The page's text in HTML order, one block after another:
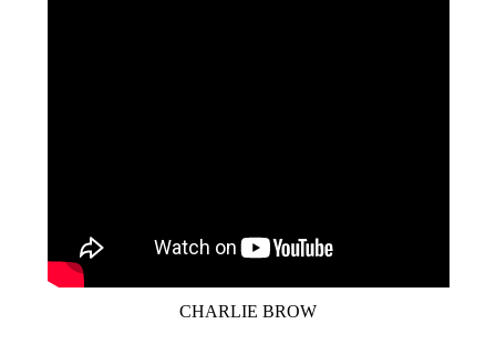
CHARLIE BROW